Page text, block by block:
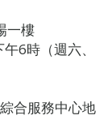
一樓
6時（週六、
合服務中心地